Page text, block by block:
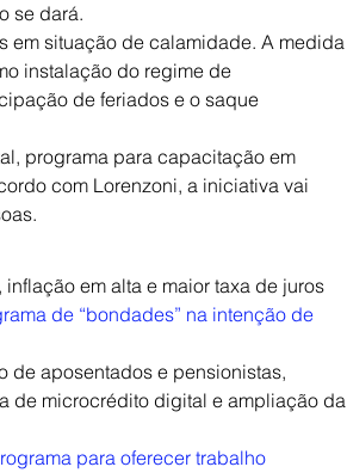
se dará.
em situação de calamidade. A medida
instalação do regime de
de feriados e o saque
programa para capacitação em
com Lorenzoni, a iniciativa vai
em alta e maior taxa de juros
de “bondades” na intenção de
de aposentados e pensionistas,
de microcrédito digital e ampliação da
para oferecer trabalho